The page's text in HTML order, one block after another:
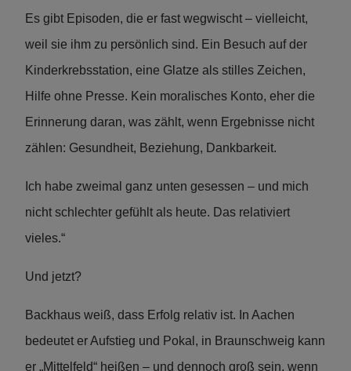
Es gibt Episoden, die er fast wegwischt – vielleicht,
weil sie ihm zu persönlich sind. Ein Besuch auf der
Kinderkrebsstation, eine Glatze als stilles Zeichen,
Hilfe ohne Presse. Kein moralisches Konto, eher die
Erinnerung daran, was zählt, wenn Ergebnisse nicht
zählen: Gesundheit, Beziehung, Dankbarkeit.
Ich habe zweimal ganz unten gesessen – und mich
nicht schlechter gefühlt als heute. Das relativiert
vieles.“
Und jetzt?
Backhaus weiß, dass Erfolg relativ ist. In Aachen
bedeutet er Aufstieg und Pokal, in Braunschweig kann
er „Mittelfeld“ heißen – und dennoch groß sein, wenn